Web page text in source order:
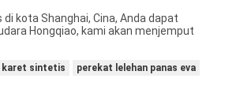
kota Shanghai, Cina, Anda dapat
Hongqiao, kami akan menjemput
karet sintetis
perekat lelehan panas eva